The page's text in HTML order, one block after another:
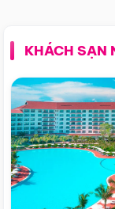
KHÁCH SẠN